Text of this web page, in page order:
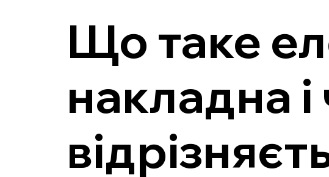
Що таке
накладна